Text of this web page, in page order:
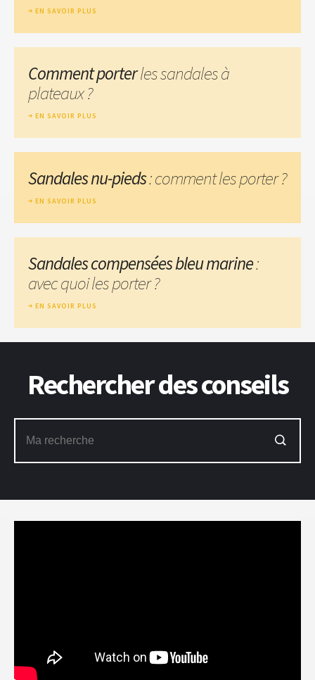
EN SAVOIR PLUS
Comment porterles sandales à
plateaux ?
EN SAVOIR PLUS
Sandales nu-pieds: comment les porter ?
EN SAVOIR PLUS
Sandales compensées bleu marine:
avec quoi les porter ?
EN SAVOIR PLUS
Rechercher des conseils